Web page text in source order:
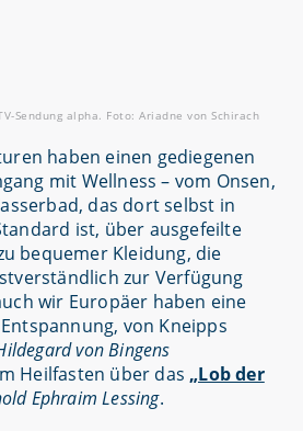
Sendung alpha. Foto: Ariadne von Schirach
haben einen gediegenen
mit Wellness – vom Onsen,
das dort selbst in
ist, über ausgefeilte
bequemer Kleidung, die
zur Verfügung
wir Europäer haben eine
von Kneipps
von Bingens
Heilfasten über das „Lob der
Ephraim Lessing.